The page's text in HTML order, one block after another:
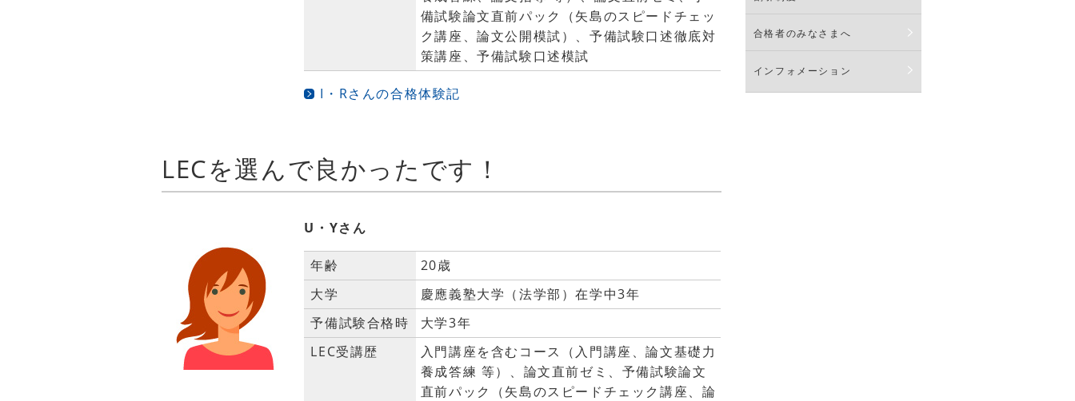
備試験論文直前パック（矢島のスピードチェッ
ク講座、論文公開模試）、予備試験口述徹底対
策講座、予備試験口述模試
I・Rさんの合格体験記
LECを選んで良かったです！
U・Yさん
年齢
20歳
大学
慶應義塾大学（法学部）在学中3年
予備試験合格時
大学3年
LEC受講歴
入門講座を含むコース（入門講座、論文基礎力
養成答練 等）、論文直前ゼミ、予備試験論文
直前パック（矢島のスピードチェック講座、論
合格者のみなさまへ
インフォメーション